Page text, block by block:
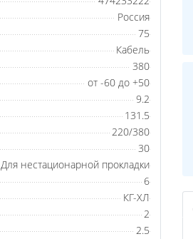
Россия
75
Кабель
380
от -60 до +50
9.2
131.5
220/380
30
Для нестационарной прокладки
6
КГ-ХЛ
2
2.5